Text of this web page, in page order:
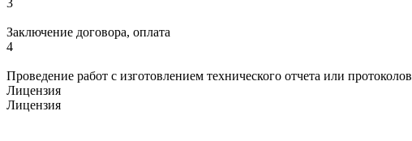
3
Заключение договора, оплата
4
Проведение работ с изготовлением технического отчета или
Лицензия
Лицензия